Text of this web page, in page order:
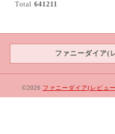
Total 641211
ファニーダイア(
©2026 ファニーダイア(レビュ